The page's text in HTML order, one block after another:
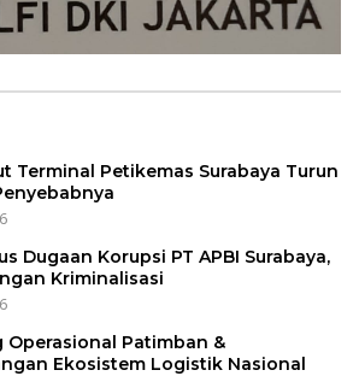
Terminal Petikemas Surabaya Turun
Dugaan Korupsi PT APBI Surabaya,
Kriminalisasi
Operasional Patimban &
Ekosistem Logistik Nasional